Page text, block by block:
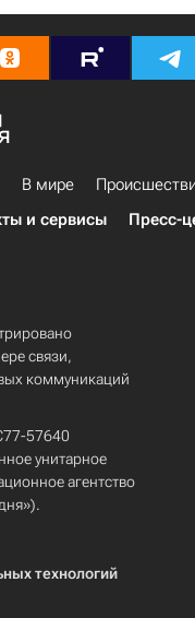
В мире
и сервисы Пресс-
связи,
коммуникаций
57640
унитарное
агентство
технологий